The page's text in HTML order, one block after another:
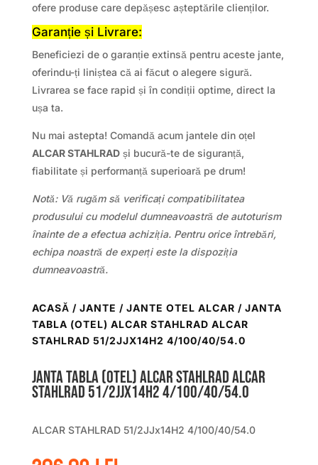
ofere produse care depășesc așteptările clienților.
Garanție și Livrare:
Beneficiezi de o garanție extinsă pentru aceste jante,
oferindu-ți liniștea că ai făcut o alegere sigură.
Livrarea se face rapid și în condiții optime, direct la
ușa ta.
Nu mai astepta! Comandă acum jantele din oțel
ALCAR STAHLRADși bucură-te de siguranță,
fiabilitate și performanță superioară pe drum!
Notă: Vă rugăm să verificați compatibilitatea
produsului cu modelul dumneavoastră de autoturism
înainte de a efectua achiziția. Pentru orice întrebări,
echipa noastră de experți este la dispoziția
dumneavoastră.
ACASĂ / JANTE / JANTE OTEL ALCAR / JANTA
TABLA (OTEL) ALCAR STAHLRAD ALCAR
STAHLRAD 51/2JJX14H2 4/100/40/54.0
Janta tabla (otel) ALCAR STAHLRAD ALCAR
STAHLRAD 51/2JJx14H2 4/100/40/54.0
ALCAR STAHLRAD 51/2JJx14H2 4/100/40/54.0